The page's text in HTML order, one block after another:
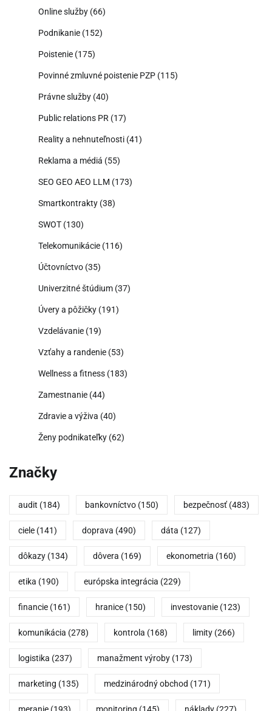
Online služby (66)
Podnikanie (152)
Poistenie (175)
Povinné zmluvné poistenie PZP (115)
Právne služby (40)
Public relations PR (17)
Reality a nehnuteľnosti (41)
Reklama a médiá (55)
SEO GEO AEO LLM (173)
Smartkontrakty (38)
SWOT (130)
Telekomunikácie (116)
Účtovníctvo (35)
Univerzitné štúdium (37)
Úvery a pôžičky (191)
Vzdelávanie (19)
Vzťahy a randenie (53)
Wellness a fitness (183)
Zamestnanie (44)
Zdravie a výživa (40)
Ženy podnikateľky (62)
Značky
audit (184) bankovníctvo (150) bezpečnosť (483)
ciele (141) doprava (490) dáta (127)
dôkazy (134) dôvera (169) ekonometria (160)
etika (190) európska integrácia (229)
financie (161) hranice (150) investovanie (123)
komunikácia (278) kontrola (168) limity (266)
logistika (237) manažment výroby (173)
marketing (135) medzinárodný obchod (171)